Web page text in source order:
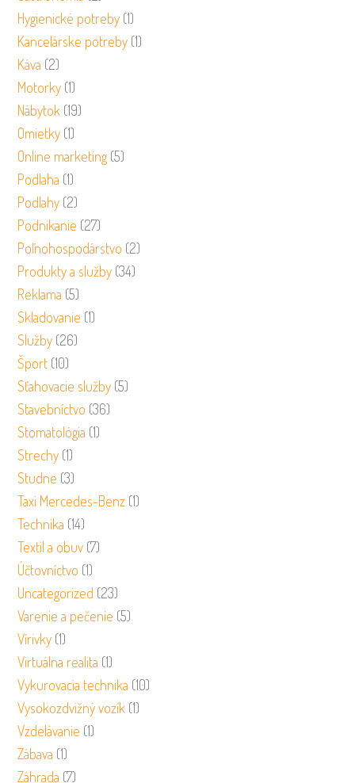
Hygienické potreby (1)
Kancelárske potreby (1)
Káva (2)
Motorky (1)
Nábytok (19)
Omietky (1)
Online marketing (5)
Podlaha (1)
Podlahy (2)
Podnikanie (27)
Poľnohospodárstvo (2)
Produkty a služby (34)
Reklama (5)
Skladovanie (1)
Služby (26)
Šport (10)
Sťahovacie služby (5)
Stavebníctvo (36)
Stomatológia (1)
Strechy (1)
Studne (3)
Taxi Mercedes-Benz (1)
Technika (14)
Textil a obuv (7)
Účtovníctvo (1)
Uncategorized (23)
Varenie a pečenie (5)
Vírivky (1)
Virtuálna realita (1)
Vykurovacia technika (10)
Vysokozdvižný vozík (1)
Vzdelávanie (1)
Zábava (1)
Záhrada (7)